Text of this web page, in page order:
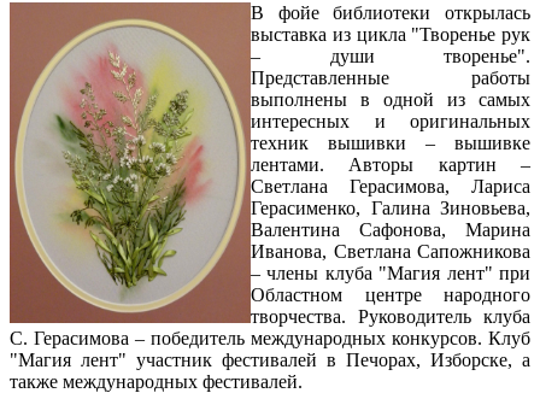
В фойе библиотеки открылась
выставка из цикла "Творенье рук
– души творенье".
Представленные работы
выполнены в одной из самых
интересных и оригинальных
техник вышивки – вышивке
лентами. Авторы картин –
Светлана Герасимова, Лариса
Герасименко, Галина Зиновьева,
Валентина Сафонова, Марина
Иванова, Светлана Сапожникова
– члены клуба "Магия лент" при
Областном центре народного
творчества. Руководитель клуба
С. Герасимова – победитель международных конкурсов. Клуб
"Магия лент" участник фестивалей в Печорах, Изборске, а
также международных фестивалей.